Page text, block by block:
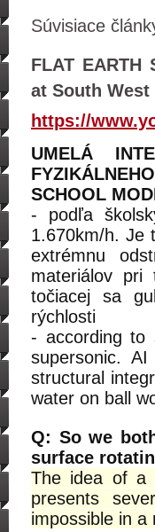
Súvisiace
FLAT EARTH
at South West
https://
UMELÁ
SCHOOL
- podľa
1.670km/h. Je
extrémnu
materiálov pri
točiacej sa
rýchlosti
- according to
supersonic.
structural
water on ball
Q: So we
surface
The idea of a
presents
impossible in a